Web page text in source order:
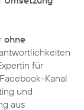
ohne
für
Kanal
und
aus